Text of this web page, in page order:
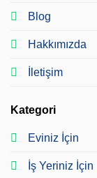
Blog
Hakkımızda
İletişim
Kategori
Eviniz İçin
İş Yeriniz İçin